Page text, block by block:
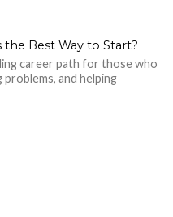
Best Way to Start?
career path for those who
and helping